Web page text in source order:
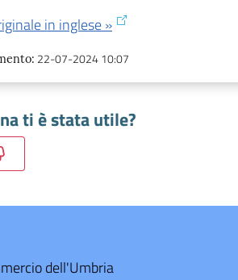
in inglese »
: 22-07-2024 10:07
ti è stata utile?
dell'Umbria